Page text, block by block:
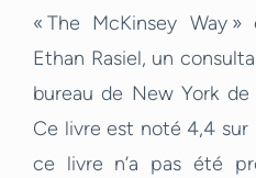
« The McKinsey Way
Ethan Rasiel, un
bureau de New York
Ce livre est noté 4,4 sur
ce livre n’a pas été